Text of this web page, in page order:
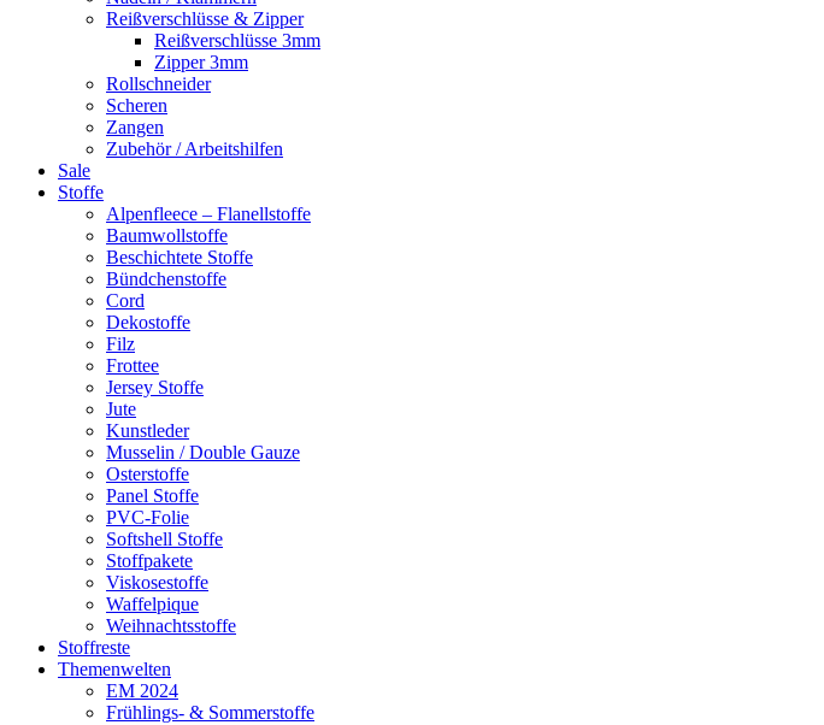
Reißverschlüsse & Zipper
Reißverschlüsse 3mm
Zipper 3mm
Rollschneider
Scheren
Zangen
Zubehör / Arbeitshilfen
Sale
Stoffe
Alpenfleece – Flanellstoffe
Baumwollstoffe
Beschichtete Stoffe
Bündchenstoffe
Cord
Dekostoffe
Filz
Frottee
Jersey Stoffe
Jute
Kunstleder
Musselin / Double Gauze
Osterstoffe
Panel Stoffe
PVC-Folie
Softshell Stoffe
Stoffpakete
Viskosestoffe
Waffelpique
Weihnachtsstoffe
Stoffreste
Themenwelten
EM 2024
Frühlings- & Sommerstoffe